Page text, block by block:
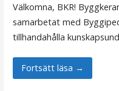
Välkomna, BKR!
samarbetat med
tillhandahålla
Fortsätt läsa →